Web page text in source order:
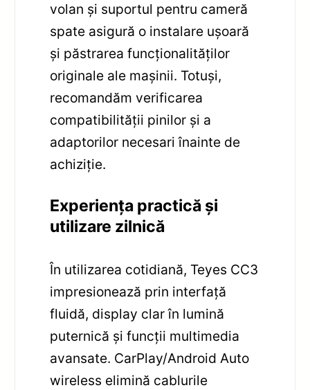
volan și suportul pentru cameră
spate asigură o instalare ușoară
și păstrarea funcționalităților
originale ale mașinii. Totuși,
recomandăm verificarea
compatibilității pinilor și a
adaptorilor necesari înainte de
achiziție.
Experiența practică și
utilizare zilnică
În utilizarea cotidiană, Teyes CC3
impresionează prin interfață
fluidă, display clar în lumină
puternică și funcții multimedia
avansate. CarPlay/Android Auto
wireless elimină cablurile